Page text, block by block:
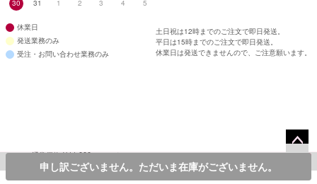
通常価格 ¥11,000のところ
¥ 9,900税込 カラー・サイズを選んでカートに入れる
申し訳ございません。ただいま在庫がございません。
30
31 1 2 3 4 5
休業日
発送業務のみ
受注・お問い合わせ業務のみ
土日祝は12時までのご注文で即日発送。
平日は15時までのご注文で即日発送。
休業日は発送できませんので、ご注意願います。
©2013 Tika All Rights reserved.
/*レコメンドAI*/